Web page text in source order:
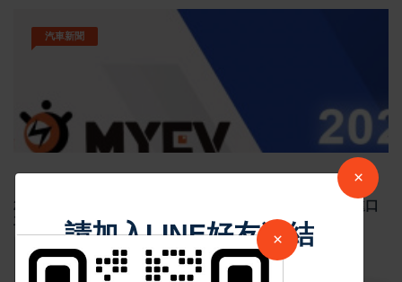
汽車新聞
2024年8月台灣新車掛牌數 29,403 輛，國產車整體下滑，進口
車款市占率超過5成
×
請加入LINE好友連結
×